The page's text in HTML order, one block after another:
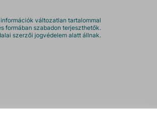
változatlan tartalommal
formában szabadon terjeszthetők.
szerzői jogvédelem alatt állnak.